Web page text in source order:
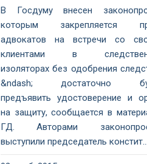
В Госдуму внесен
которым закрепляется
адвокатов на встречи со
клиентами в
изоляторах без одобрения
&ndash; достаточно
предъявить удостоверение и
на защиту, сообщается в
ГД. Авторами
выступили председатель констит...